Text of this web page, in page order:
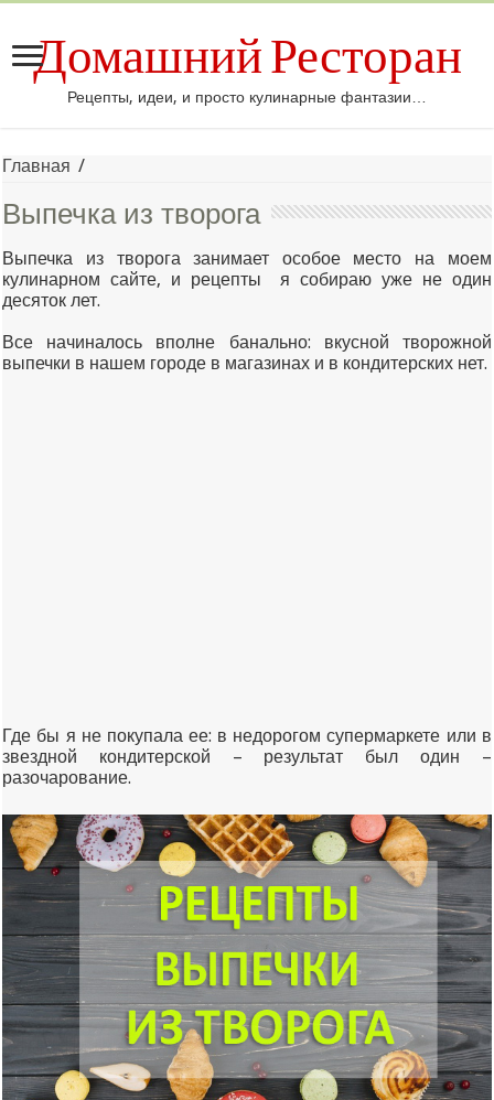
Домашний Ресторан
Рецепты, идеи, и просто кулинарные фантазии…
Главная /
Выпечка из творога
Выпечка из творога занимает особое место на моем
кулинарном сайте, и рецепты я собираю уже не один
десяток лет.
Все начиналось вполне банально: вкусной творожной
выпечки в нашем городе в магазинах и в кондитерских нет.
Где бы я не покупала ее: в недорогом супермаркете или в
звездной кондитерской – результат был один –
разочарование.